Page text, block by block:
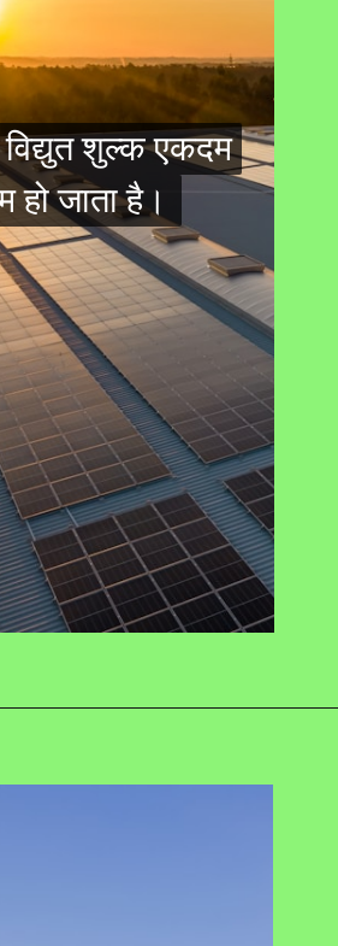
शुल्क एकदम
हो जाता है।
शुल्क एकदम
हो जाता है।